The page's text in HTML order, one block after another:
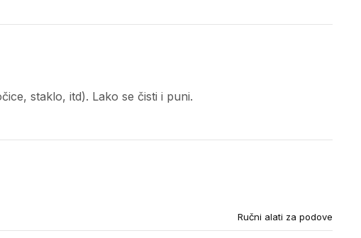
staklo, itd). Lako se čisti i puni.
Ručni alati za podove